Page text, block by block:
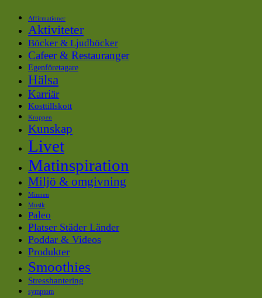
Affirmationer
Aktiviteter
Böcker & Ljudböcker
Cafeer & Restauranger
Egenföretagare
Hälsa
Karriär
Kosttillskott
Kroppen
Kunskap
Livet
Matinspiration
Miljö & omgivning
Minnen
Musik
Paleo
Platser Städer Länder
Poddar & Videos
Produkter
Smoothies
Stresshantering
symptom